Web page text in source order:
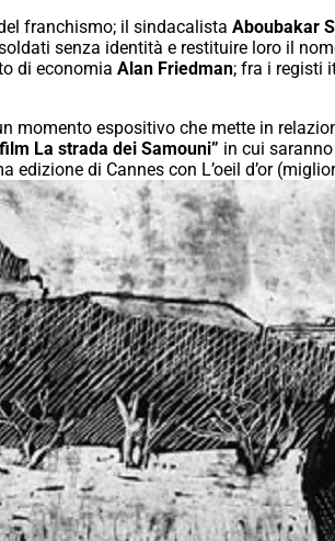
franchismo; il sindacalista Aboubakar
senza identità e restituire loro il
di economia Alan Friedman; fra i registi
momento espositivo che mette in
La strada dei Samouni” in cui
di Cannes con L’oeil d’or